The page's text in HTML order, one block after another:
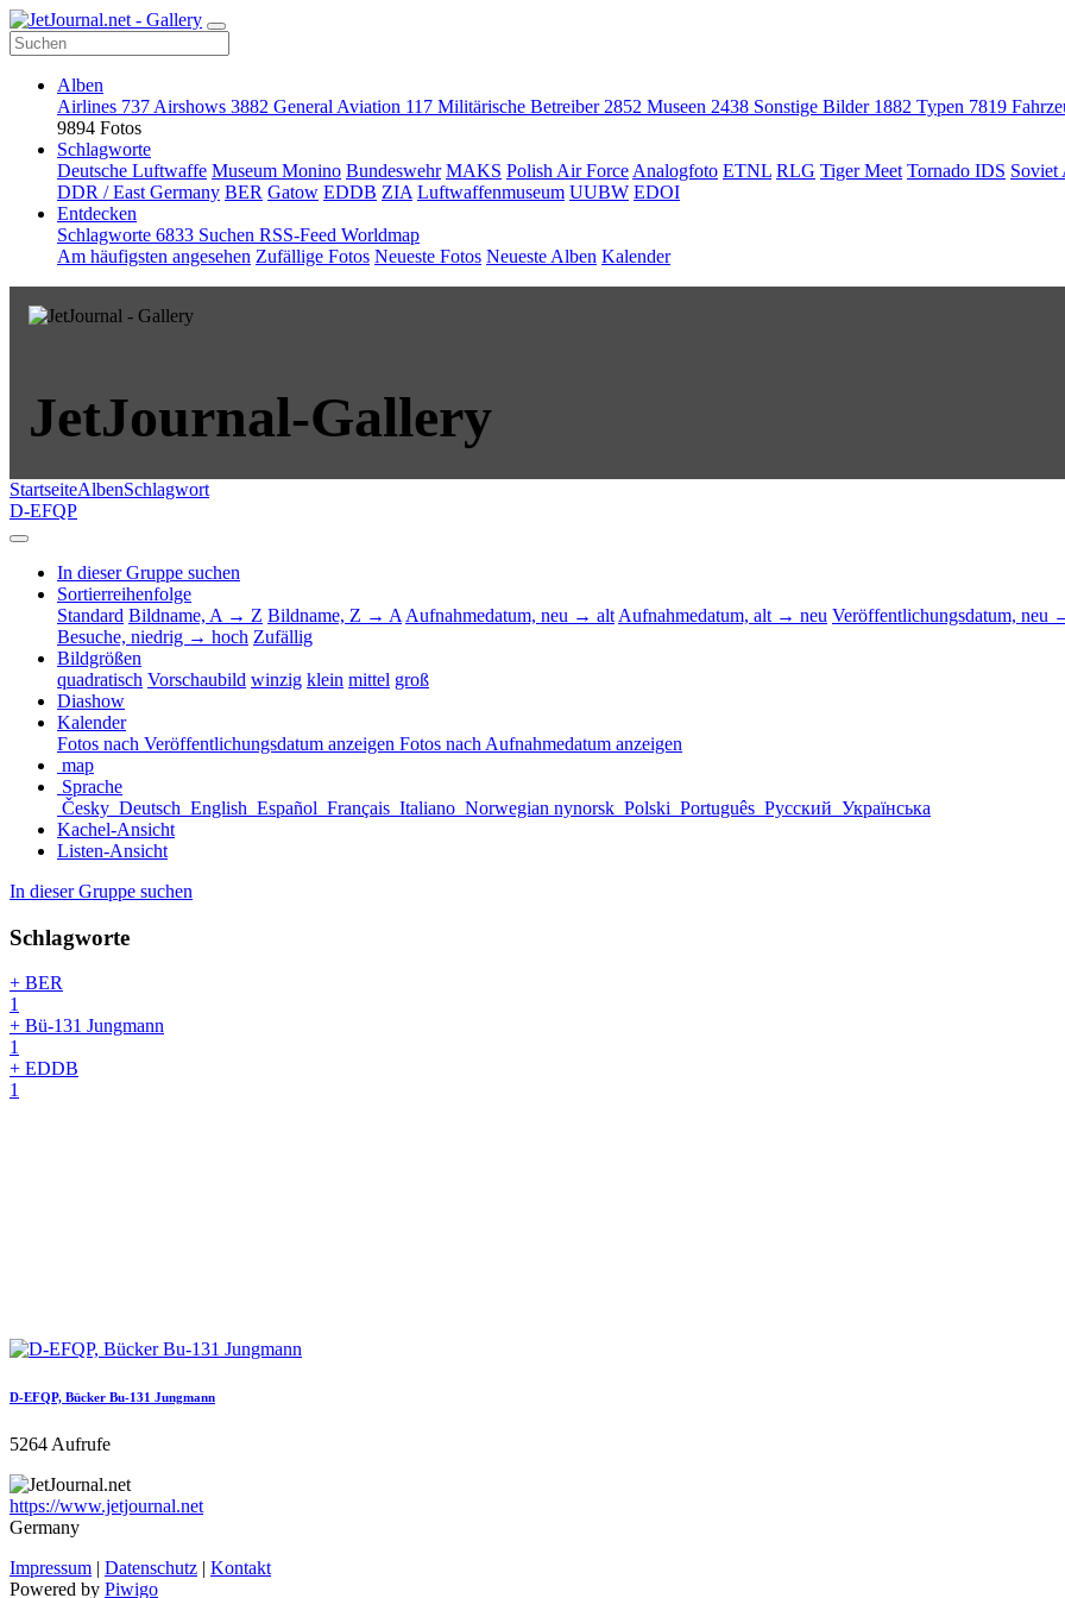
Alben
Airlines 737 Airshows 3882 General Aviation 117 Militärische Betreiber 2852 Museen 2438 Sonstige Bilder 1882 Typen 7819
9894 Fotos
Schlagworte
Deutsche Luftwaffe Museum Monino Bundeswehr MAKS Polish Air Force Analogfoto ETNL RLG Tiger Meet Tornado IDS Soviet
DDR / East Germany BER Gatow EDDB ZIA Luftwaffenmuseum UUBW EDOI
Entdecken
Schlagworte 6833 Suchen RSS-Feed Worldmap
Am häufigsten angesehen Zufällige Fotos Neueste Fotos Neueste Alben Kalender
JetJournal-Gallery
StartseiteAlbenSchlagwort
D-EFQP
In dieser Gruppe suchen
Sortierreihenfolge
Standard Bildname, A → Z Bildname, Z → A Aufnahmedatum, neu → alt Aufnahmedatum, alt → neu Veröffentlichungsdatum, neu
Besuche, niedrig → hoch Zufällig
Bildgrößen
quadratisch Vorschaubild winzig klein mittel groß
Diashow
Kalender
Fotos nach Veröffentlichungsdatum anzeigen Fotos nach Aufnahmedatum anzeigen
map
Sprache
Česky Deutsch English Español Français Italiano Norwegian nynorsk Polski Português Русский Українська
Kachel-Ansicht
Listen-Ansicht
In dieser Gruppe suchen
Schlagworte
+ BER
1
+ Bü-131 Jungmann
1
+ EDDB
1
D-EFQP, Bücker Bu-131 Jungmann
5264 Aufrufe
https://www.jetjournal.net
Germany
Impressum | Datenschutz | Kontakt
Powered by Piwigo